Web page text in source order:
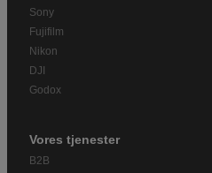
Sony
Fujifilm
Nikon
DJI
Godox
Vores tjenester
B2B